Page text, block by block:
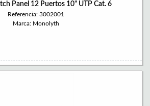
Panel 12 Puertos 10" UTP Cat. 6
Referencia: 3002001
Marca: Monolyth